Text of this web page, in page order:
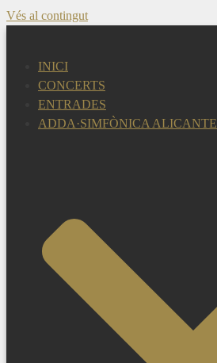
Vés al contingut
INICI
CONCERTS
ENTRADES
ADDA·SIMFÒNICA ALICANTE